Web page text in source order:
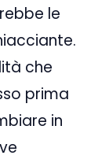
le
che
prima
in